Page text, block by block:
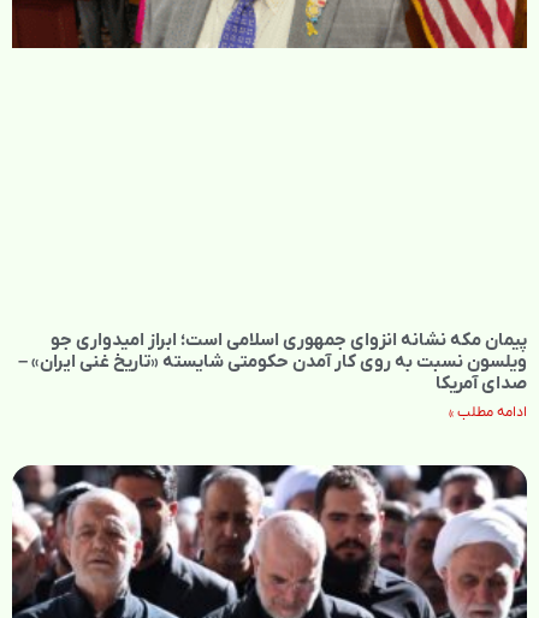
پیمان مکه نشانه انزوای جمهوری اسلامی است؛ ابراز امیدواری جو
ویلسون نسبت به روی کار آمدن حکومتی شایسته «تاریخ غنی ایران» –
صدای آمریکا
ادامه مطلب »